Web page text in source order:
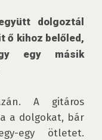
dolgoztál
ő kihoz belőled,
egy másik
A gitáros
a dolgokat, bár
egy ötletet.